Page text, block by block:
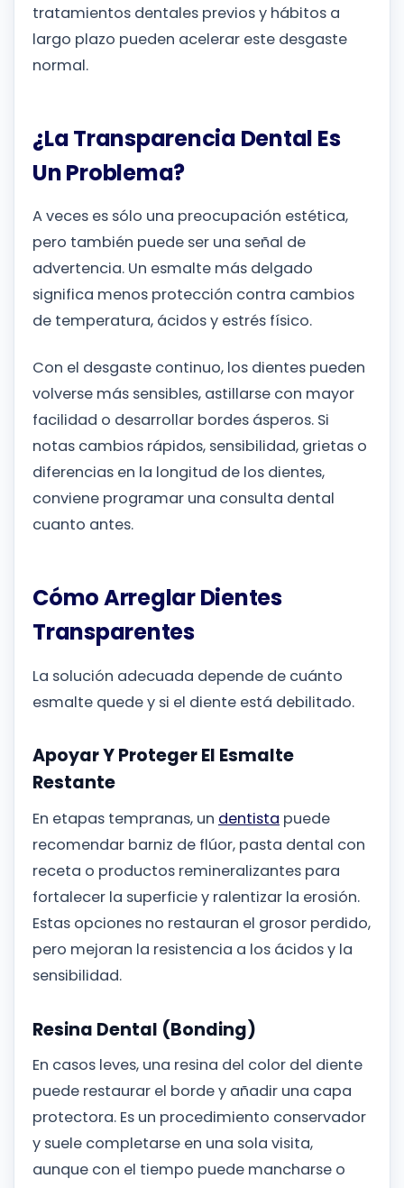
tratamientos dentales previos y hábitos a
largo plazo pueden acelerar este desgaste
normal.
¿La Transparencia Dental Es
Un Problema?
A veces es sólo una preocupación estética,
pero también puede ser una señal de
advertencia. Un esmalte más delgado
significa menos protección contra cambios
de temperatura, ácidos y estrés físico.
Con el desgaste continuo, los dientes pueden
volverse más sensibles, astillarse con mayor
facilidad o desarrollar bordes ásperos. Si
notas cambios rápidos, sensibilidad, grietas o
diferencias en la longitud de los dientes,
conviene programar una consulta dental
cuanto antes.
Cómo Arreglar Dientes
Transparentes
La solución adecuada depende de cuánto
esmalte quede y si el diente está debilitado.
Apoyar Y Proteger El Esmalte
Restante
En etapas tempranas, un dentista puede
recomendar barniz de flúor, pasta dental con
receta o productos remineralizantes para
fortalecer la superficie y ralentizar la erosión.
Estas opciones no restauran el grosor perdido,
pero mejoran la resistencia a los ácidos y la
sensibilidad.
Resina Dental (Bonding)
En casos leves, una resina del color del diente
puede restaurar el borde y añadir una capa
protectora. Es un procedimiento conservador
y suele completarse en una sola visita,
aunque con el tiempo puede mancharse o